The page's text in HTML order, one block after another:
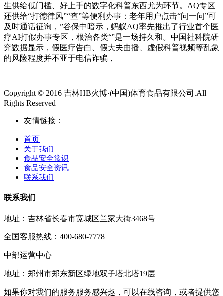
生供给低门槛、好上手的数字化科普东西尤为环节。AQ专区
还供给“打德律风”“查”等便利办事：老年用户点击“问一问”可
及时通话征询，”谷保中暗示，蚂蚁AQ率先推出了行业首个医
疗AI打假办事专区，根治各类“”是一场持久和。中国社科院研
究数据显示，假医疗告白、假大夫曲播、虚假科普视频等乱象
的风险程度并不亚于电信诈骗，
Copyright © 2016 吉林HB火博·(中国)体育食品有限公司.All
Rights Reserved
友情链接：
首页
关于我们
食品安全常识
食品安全资讯
联系我们
联系我们
地址：吉林省长春市宽城区兰家大街3468号
全国客服热线：400-680-7778
中部运营中心
地址：郑州市郑东新区绿地双子塔北塔19层
如果你对我们的服务服务感兴趣，可以在线咨询，或者提供您